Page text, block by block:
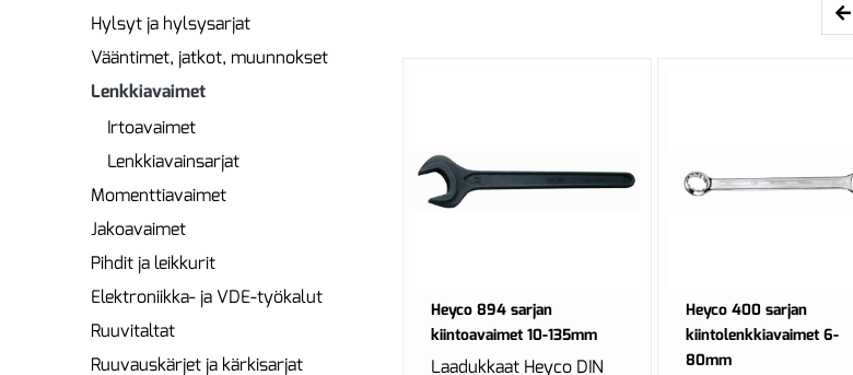
Hylsyt ja hylsysarjat
Vääntimet, jatkot, muunnokset
Lenkkiavaimet
Irtoavaimet
Lenkkiavainsarjat
Momenttiavaimet
Jakoavaimet
Pihdit ja leikkurit
Elektroniikka- ja VDE-työkalut
Ruuvitaltat
Ruuvauskärjet ja kärkisarjat
Heyco 894 sarjan
kiintoavaimet 10-135mm
Laadukkaat Heyco DIN
Heyco 400 sarjan
kiintolenkkiavaimet 6-
80mm